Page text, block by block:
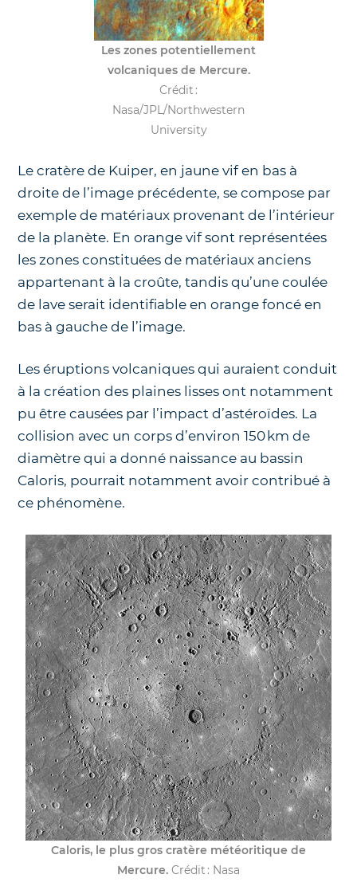
Les zones potentiellement
volcaniques de Mercure.
Crédit :
Nasa/JPL/Northwestern
University
Le cratère de Kuiper, en jaune vif en bas à
droite de l’image précédente, se compose par
exemple de matériaux provenant de l’intérieur
de la planète. En orange vif sont représentées
les zones constituées de matériaux anciens
appartenant à la croûte, tandis qu’une coulée
de lave serait identifiable en orange foncé en
bas à gauche de l’image.
Les éruptions volcaniques qui auraient conduit
à la création des plaines lisses ont notamment
pu être causées par l’impact d’astéroïdes. La
collision avec un corps d’environ 150 km de
diamètre qui a donné naissance au bassin
Caloris, pourrait notamment avoir contribué à
ce phénomène.
Caloris, le plus gros cratère météoritique de
Mercure. Crédit : Nasa